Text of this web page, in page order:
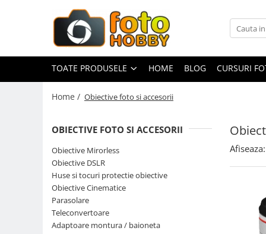
Toate Produsele
Aparate Foto
Aparate Foto Mirrorless
Aparate Foto DSLR
Aparate foto instant
Aparate foto pe film
Cursuri foto
Obiective foto si accesorii
Obiective Mirorless
Obiective DSLR
TOATE PRODUSELE HOME BLOG CURSURI
Home / Obiective foto si accesorii
OBIECTIVE FOTO SI ACCESORII
Obiective Mirorless
Obiective DSLR
Huse si tocuri protectie obiective
Obiective Cinematice
Parasolare
Teleconvertoare
Adaptoare montura / baioneta
Afiseaza: